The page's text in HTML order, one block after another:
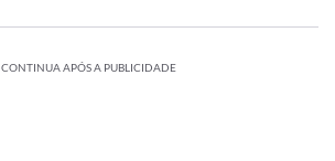
CONTINUA APÓS A PUBLICIDADE